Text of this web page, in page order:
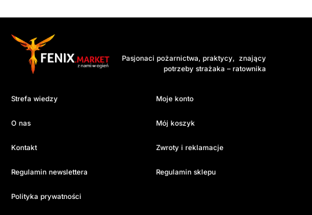
Pasjonaci pożarnictwa, praktycy, znający
potrzeby strażaka – ratownika
Strefa wiedzy
O nas
Kontakt
Regulamin newslettera
Polityka prywatności
Moje konto
Mój koszyk
Zwroty i reklamacje
Regulamin sklepu